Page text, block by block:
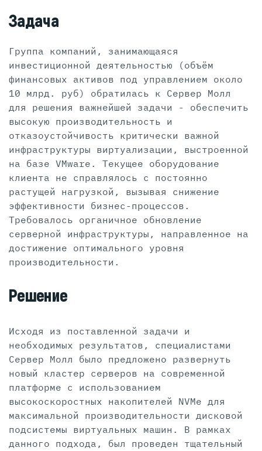
Задача
Группа компаний, занимающаяся
инвестиционной деятельностью (объём
финансовых активов под управлением около
10 млрд. руб) обратилась к Сервер Молл
для решения важнейшей задачи - обеспечить
высокую производительность и
отказоустойчивость критически важной
инфраструктуры виртуализации, выстроенной
на базе VMware. Текущее оборудование
клиента не справлялось с постоянно
растущей нагрузкой, вызывая снижение
эффективности бизнес-процессов.
Требовалось органичное обновление
серверной инфраструктуры, направленное на
достижение оптимального уровня
производительности.
Решение
Исходя из поставленной задачи и
необходимых результатов, специалистами
Сервер Молл было предложено развернуть
новый кластер серверов на современной
платформе с использованием
высокоскоростных накопителей NVMe для
максимальной производительности дисковой
подсистемы виртуальных машин. В рамках
данного подхода, был проведен тщательный